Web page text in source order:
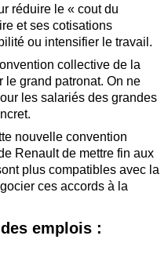
réduire le « cout du
et ses cotisations
ou intensifier le travail.
collective de la
le grand patronat. On ne
les salariés des grandes
nouvelle convention
Renault de mettre fin aux
plus compatibles avec la
ces accords à la
emplois :